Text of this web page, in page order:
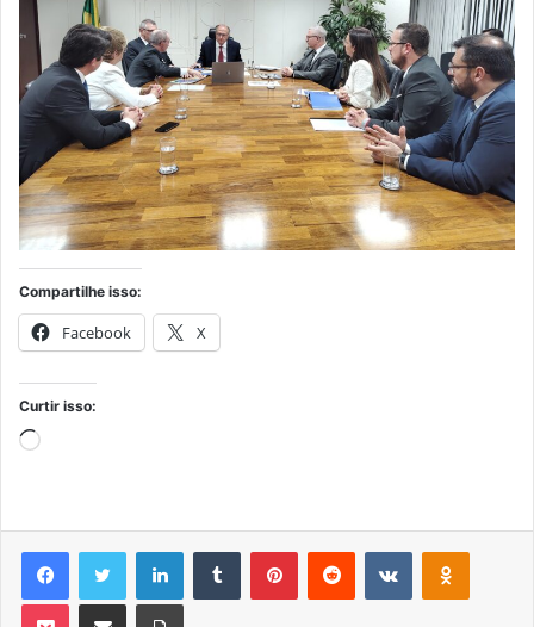
Compartilhe isso:
Facebook X
Curtir isso:
Carregando...
FacebookTwitter LinkedinTumblr PinterestReddit VK OK
Pocket Compartilhar via e-mail Imprimir